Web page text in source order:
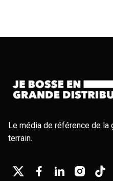
Le média de référence de la
terrain.